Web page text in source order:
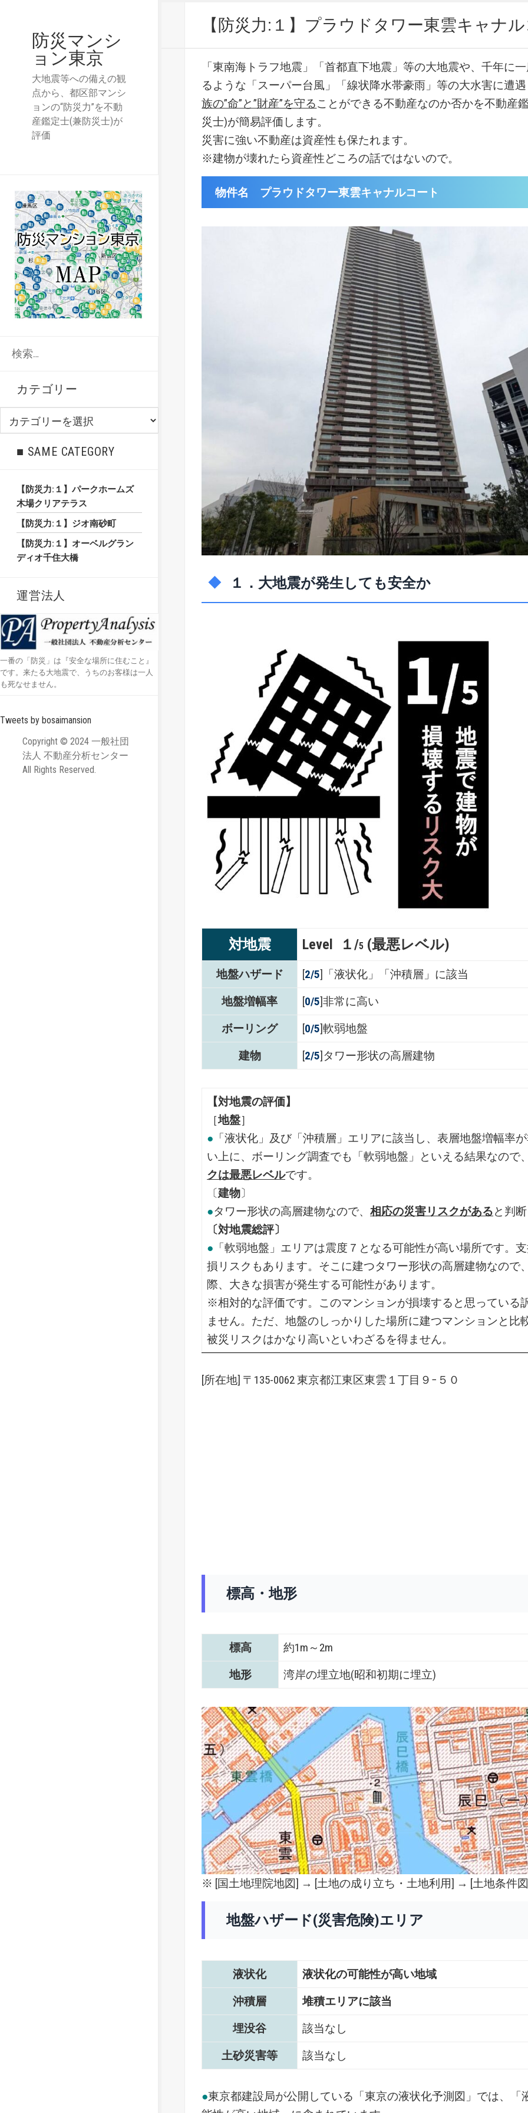
防災マンシ
ョン東京
大地震等への備えの観
点から、都区部マンシ
ョンの“防災力”を不動
産鑑定士(兼防災士)が
評価
カテゴリー
■ SAME CATEGORY
【防災力:１】パークホームズ
木場クリアテラス
【防災力:１】ジオ南砂町
【防災力:１】オーベルグラン
ディオ千住大橋
運営法人
一番の「防災」は『安全な場所に住むこと』
です。来たる大地震で、うちのお客様は一人
も死なせません。
Tweets by bosaimansion
Copyright © 2024 一般社団
法人 不動産分析センター
All Rights Reserved.
【防災力:１】プラウドタワー東雲キャナル
「東南海トラフ地震」「首都直下地震」等の大地震や、千年に
るような「スーパー台風」「線状降水帯豪雨」等の大水害に遭遇
族の”命”と”財産”を守ることができる不動産なのか否かを不動産
災士)が簡易評価します。
災害に強い不動産は資産性も保たれます。
※建物が壊れたら資産性どころの話ではないので。
物件名 プラウドタワー東雲キャナルコート
１．大地震が発生しても安全か
対地震 Level １/5 (最悪レベル)
地盤ハザード [2/5]「液状化」「沖積層」に該当
地盤増幅率
[0/5]非常に高い
ボーリング
[0/5]軟弱地盤
建物
[2/5]タワー形状の高層建物
【対地震の評価】
［地盤］
● 「液状化」及び「沖積層」エリアに該当し、表層地盤増幅率
い上に、ボーリング調査でも「軟弱地盤」といえる結果なので
クは最悪レベルです。
〔建物〕
●タワー形状の高層建物なので、相応の災害リスクがあると判断
〔対地震総評〕
● 「軟弱地盤」エリアは震度７となる可能性が高い場所です。
損リスクもあります。そこに建つタワー形状の高層建物なので
際、大きな損害が発生する可能性があります。
※相対的な評価です。このマンションが損壊すると思っている
ません。ただ、地盤のしっかりした場所に建つマンションと比
被災リスクはかなり高いといわざるを得ません。
[所在地] 〒135-0062 東京都江東区東雲１丁目９−５０
標高・地形
標高
約1m～2m
地形
湾岸の埋立地(昭和初期に埋立)
※ [国土地理院地図] → [土地の成り立ち・土地利用] → [土地条件
地盤ハザード(災害危険)エリア
液状化
液状化の可能性が高い地域
沖積層
堆積エリアに該当
埋没谷
該当なし
土砂災害等
該当なし
●東京都建設局が公開している「東京の液状化予測図」では、「